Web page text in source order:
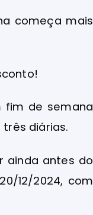
começa mais
fim de semana
diárias.
ainda antes do
12/2024, com